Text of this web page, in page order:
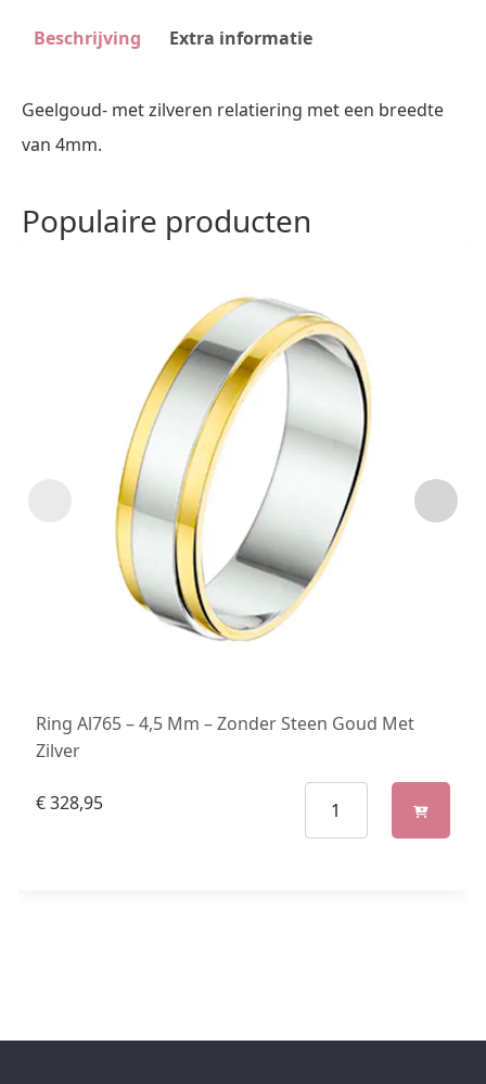
Met
aantal
Beschrijving Extra informatie
Geelgoud- met zilveren relatiering met een breedte
van 4mm.
Populaire producten
Ring Al765 – 4,5 Mm – Zonder Steen Goud Met
Zilver
€328,95